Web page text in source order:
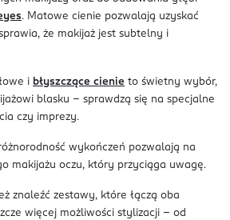
. Matowe cienie pozwalają uzyskać
że makijaż jest subtelny i
i błyszczące cienie to świetny wybór,
blasku – sprawdzą się na specjalne
czy imprezy.
wykończeń pozwalają na
makijażu oczu, który przyciąga uwagę.
znaleźć zestawy, które łączą oba
więcej możliwości stylizacji – od